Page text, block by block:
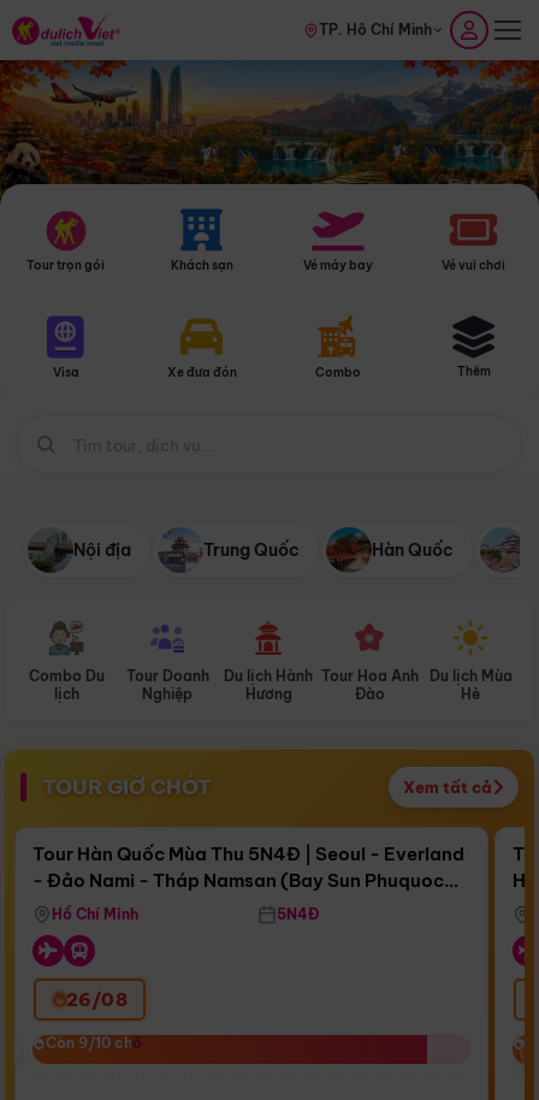
TP. Hồ Chí Minh
Tour trọn gói Khách sạn Vé máy bay Vé vui chơi
Visa Xe đưa đón Combo Thêm
Nội địa Trung Quốc Hàn Quốc
Combo Du
lịch
Tour Doanh
Nghiệp
Du lịch Hành
Hương
Tour Hoa Anh
Đào
Du lịch Mùa
Hè
TOUR GIỜ CHÓT Xem tất cả
Còn16 ngày 08:50:28
Bay Sun Phuquoc Airways
Điểm nổi bật
Tour Hàn Quốc Mùa Thu 5N4Đ | Seoul - Everland
- Đảo Nami - Tháp Namsan (Bay Sun Phuquoc
Airways)
Hồ Chí Minh 5N4Đ
26/08
Còn 9/10 chỗ
Còn 9/10 chỗ